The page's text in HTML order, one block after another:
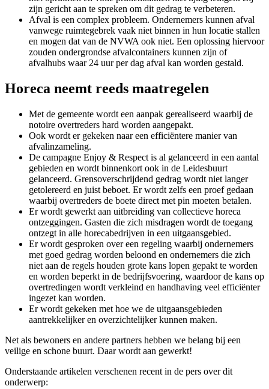
zijn gericht aan te spreken om dit gedrag te verbeteren.
Afval is een complex probleem. Ondernemers kunnen afval
vanwege ruimtegebrek vaak niet binnen in hun locatie stallen
en mogen dat van de NVWA ook niet. Een oplossing hiervoor
zouden ondergrondse afvalcontainers kunnen zijn of
afvalhubs waar 24 uur per dag afval kan worden gestald.
Horeca neemt reeds maatregelen
Met de gemeente wordt een aanpak gerealiseerd waarbij de
notoire overtreders hard worden aangepakt.
Ook wordt er gekeken naar een efficiëntere manier van
afvalinzameling.
De campagne Enjoy & Respect is al gelanceerd in een aantal
gebieden en wordt binnenkort ook in de Leidesbuurt
gelanceerd. Grensoverschrijdend gedrag wordt niet langer
getolereerd en juist beboet. Er wordt zelfs een proef gedaan
waarbij overtreders de boete direct met pin moeten betalen.
Er wordt gewerkt aan uitbreiding van collectieve horeca
ontzeggingen. Gasten die zich misdragen wordt de toegang
ontzegt in alle horecabedrijven in een uitgaansgebied.
Er wordt gesproken over een regeling waarbij ondernemers
met goed gedrag worden beloond en ondernemers die zich
niet aan de regels houden grote kans lopen gepakt te worden
en worden beperkt in de bedrijfsvoering, waardoor de kans op
overtredingen wordt verkleind en handhaving veel efficiënter
ingezet kan worden.
Er wordt gekeken met hoe we de uitgaansgebieden
aantrekkelijker en overzichtelijker kunnen maken.
Net als bewoners en andere partners hebben we belang bij een
veilige en schone buurt. Daar wordt aan gewerkt!
Onderstaande artikelen verschenen recent in de pers over dit
onderwerp: